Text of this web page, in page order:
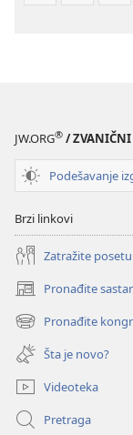
JW.ORG® / ZVANIČNI
Podešavanje
Brzi linkovi
Zatražite posetu
Pronađite
(otvara
novi
prozor)
Pronađite
(otvara
novi
prozor)
Šta je novo?
Videoteka
Pretraga